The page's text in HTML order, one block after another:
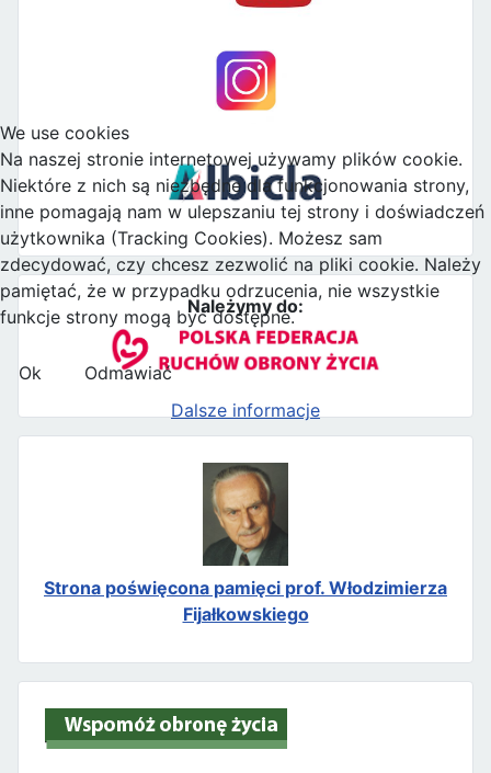
Należymy do:
Strona poświęcona pamięci prof. Włodzimierza
Fijałkowskiego
We use cookies
Na naszej stronie internetowej używamy plików cookie.
Niektóre z nich są niezbędne dla funkcjonowania strony,
inne pomagają nam w ulepszaniu tej strony i doświadczeń
użytkownika (Tracking Cookies). Możesz sam
zdecydować, czy chcesz zezwolić na pliki cookie. Należy
pamiętać, że w przypadku odrzucenia, nie wszystkie
funkcje strony mogą być dostępne.
Ok
Odmawiać
Dalsze informacje